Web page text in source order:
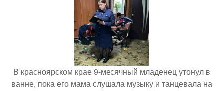
В красноярском крае 9-месячный младенец утонул в
ванне, пока его мама слушала музыку и танцевала на